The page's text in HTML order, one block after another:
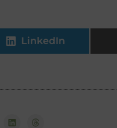
LinkedIn